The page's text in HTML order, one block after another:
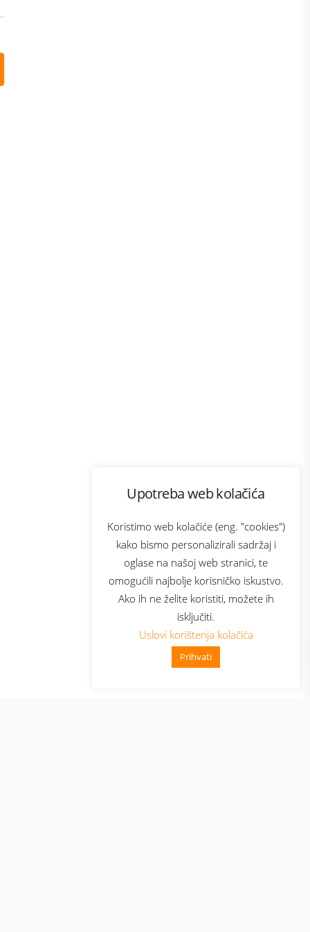
Upotreba web kolačića
Koristimo web kolačiće (eng. "cookies")
kako bismo personalizirali sadržaj i
oglase na našoj web stranici, te
omogućili najbolje korisničko iskustvo.
Ako ih ne želite koristiti, možete ih
isključiti.
Uslovi korištenja kolačića
Prihvati
👋 Zdravo, kako mogu pomoći?
Bonus plus
Prijava za newsletter